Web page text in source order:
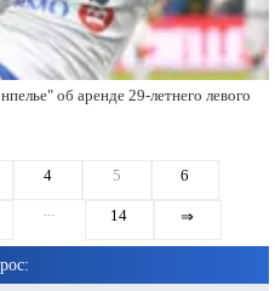
об аренде 29-летнего левого
4 5 6
... 14 ⇒